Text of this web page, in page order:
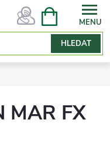
HLEDAT
NÁKUPNÍ
MAR FX